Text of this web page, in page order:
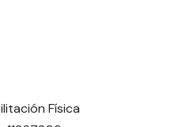
Física